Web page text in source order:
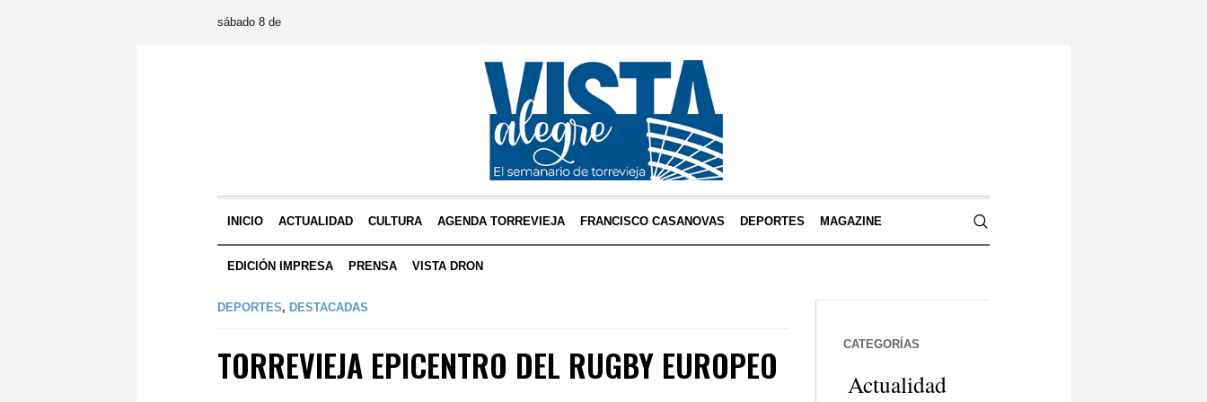
sábado 8 de
INICIO ACTUALIDAD CULTURA AGENDA TORREVIEJA FRANCISCO CASANOVAS DEPORTES MAGAZINE
EDICIÓN IMPRESA PRENSA VISTA DRON
DEPORTES, DESTACADAS
TORREVIEJA EPICENTRO DEL RUGBY EUROPEO CATEGORÍAS
Actualidad